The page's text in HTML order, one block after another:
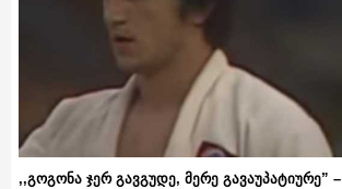
,,გოგონა ჯერ გავგუდე, მერე გავაუპატიურე”